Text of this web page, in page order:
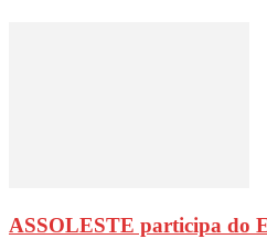
ASSOLESTE participa do